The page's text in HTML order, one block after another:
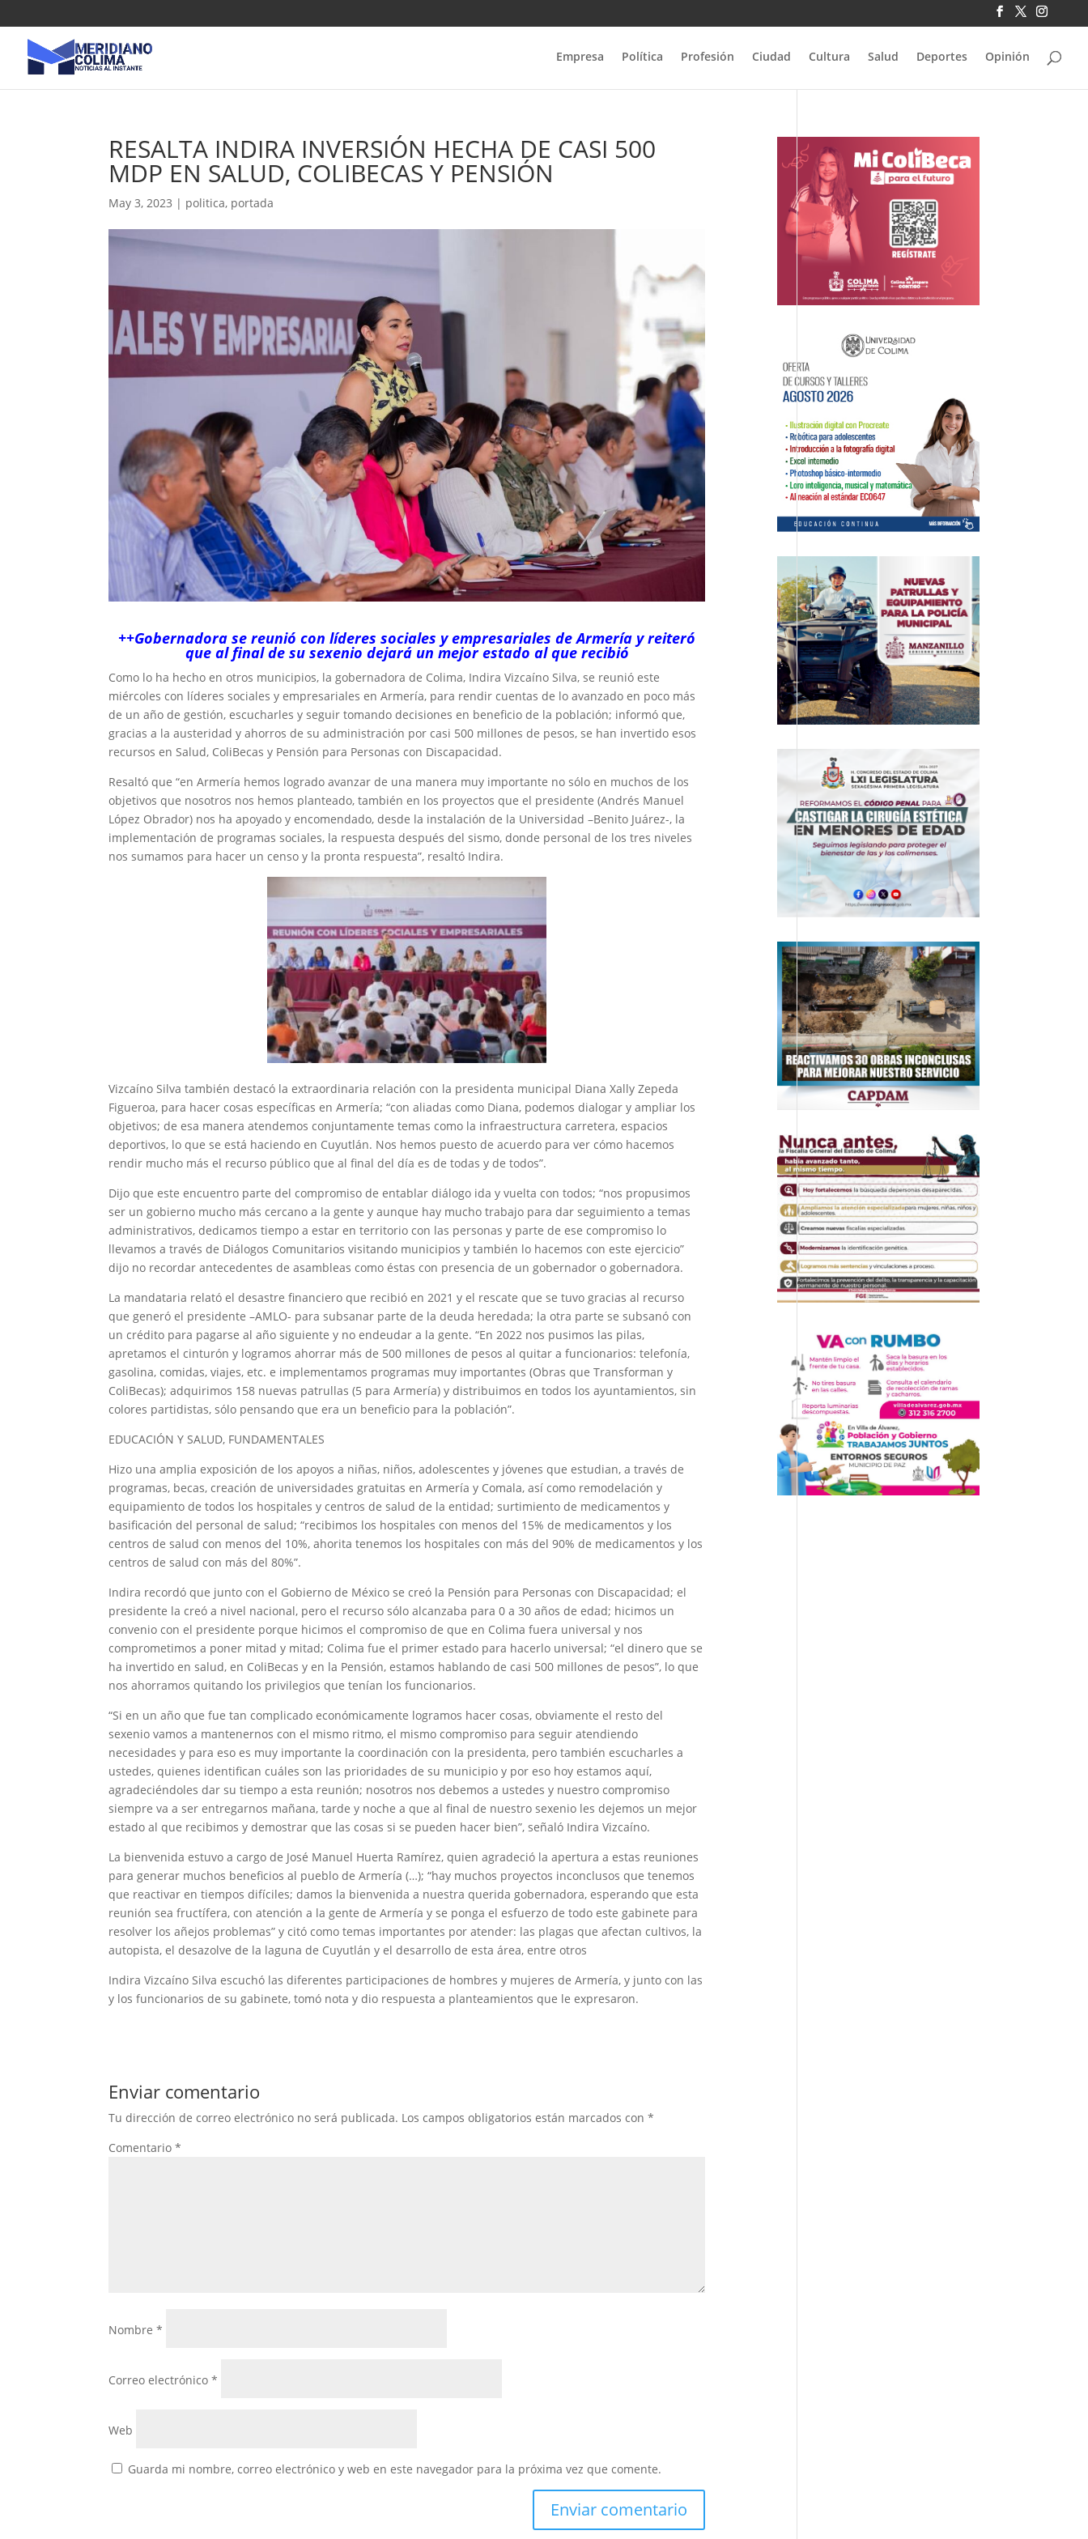
Empresa Política Profesión Ciudad Cultura Salud Deportes Opinión
RESALTA INDIRA INVERSIÓN HECHA DE CASI 500
MDP EN SALUD, COLIBECAS Y PENSIÓN
May 3, 2023 | politica, portada
++Gobernadora se reunió con líderes sociales y empresariales de Armería y reiteró
que al final de su sexenio dejará un mejor estado al que recibió
Como lo ha hecho en otros municipios, la gobernadora de Colima, Indira Vizcaíno Silva, se reunió este
miércoles con líderes sociales y empresariales en Armería, para rendir cuentas de lo avanzado en poco más
de un año de gestión, escucharles y seguir tomando decisiones en beneficio de la población; informó que,
gracias a la austeridad y ahorros de su administración por casi 500 millones de pesos, se han invertido esos
recursos en Salud, ColiBecas y Pensión para Personas con Discapacidad.
Resaltó que “en Armería hemos logrado avanzar de una manera muy importante no sólo en muchos de los
objetivos que nosotros nos hemos planteado, también en los proyectos que el presidente (Andrés Manuel
López Obrador) nos ha apoyado y encomendado, desde la instalación de la Universidad –Benito Juárez-, la
implementación de programas sociales, la respuesta después del sismo, donde personal de los tres niveles
nos sumamos para hacer un censo y la pronta respuesta”, resaltó Indira.
Vizcaíno Silva también destacó la extraordinaria relación con la presidenta municipal Diana Xally Zepeda
Figueroa, para hacer cosas específicas en Armería; “con aliadas como Diana, podemos dialogar y ampliar los
objetivos; de esa manera atendemos conjuntamente temas como la infraestructura carretera, espacios
deportivos, lo que se está haciendo en Cuyutlán. Nos hemos puesto de acuerdo para ver cómo hacemos
rendir mucho más el recurso público que al final del día es de todas y de todos”.
Dijo que este encuentro parte del compromiso de entablar diálogo ida y vuelta con todos; “nos propusimos
ser un gobierno mucho más cercano a la gente y aunque hay mucho trabajo para dar seguimiento a temas
administrativos, dedicamos tiempo a estar en territorio con las personas y parte de ese compromiso lo
llevamos a través de Diálogos Comunitarios visitando municipios y también lo hacemos con este ejercicio”
dijo no recordar antecedentes de asambleas como éstas con presencia de un gobernador o gobernadora.
La mandataria relató el desastre financiero que recibió en 2021 y el rescate que se tuvo gracias al recurso
que generó el presidente –AMLO- para subsanar parte de la deuda heredada; la otra parte se subsanó con
un crédito para pagarse al año siguiente y no endeudar a la gente. “En 2022 nos pusimos las pilas,
apretamos el cinturón y logramos ahorrar más de 500 millones de pesos al quitar a funcionarios: telefonía,
gasolina, comidas, viajes, etc. e implementamos programas muy importantes (Obras que Transforman y
ColiBecas); adquirimos 158 nuevas patrullas (5 para Armería) y distribuimos en todos los ayuntamientos, sin
colores partidistas, sólo pensando que era un beneficio para la población”.
EDUCACIÓN Y SALUD, FUNDAMENTALES
Hizo una amplia exposición de los apoyos a niñas, niños, adolescentes y jóvenes que estudian, a través de
programas, becas, creación de universidades gratuitas en Armería y Comala, así como remodelación y
equipamiento de todos los hospitales y centros de salud de la entidad; surtimiento de medicamentos y
basificación del personal de salud; “recibimos los hospitales con menos del 15% de medicamentos y los
centros de salud con menos del 10%, ahorita tenemos los hospitales con más del 90% de medicamentos y los
centros de salud con más del 80%”.
Indira recordó que junto con el Gobierno de México se creó la Pensión para Personas con Discapacidad; el
presidente la creó a nivel nacional, pero el recurso sólo alcanzaba para 0 a 30 años de edad; hicimos un
convenio con el presidente porque hicimos el compromiso de que en Colima fuera universal y nos
comprometimos a poner mitad y mitad; Colima fue el primer estado para hacerlo universal; “el dinero que se
ha invertido en salud, en ColiBecas y en la Pensión, estamos hablando de casi 500 millones de pesos”, lo que
nos ahorramos quitando los privilegios que tenían los funcionarios.
“Si en un año que fue tan complicado económicamente logramos hacer cosas, obviamente el resto del
sexenio vamos a mantenernos con el mismo ritmo, el mismo compromiso para seguir atendiendo
necesidades y para eso es muy importante la coordinación con la presidenta, pero también escucharles a
ustedes, quienes identifican cuáles son las prioridades de su municipio y por eso hoy estamos aquí,
agradeciéndoles dar su tiempo a esta reunión; nosotros nos debemos a ustedes y nuestro compromiso
siempre va a ser entregarnos mañana, tarde y noche a que al final de nuestro sexenio les dejemos un mejor
estado al que recibimos y demostrar que las cosas si se pueden hacer bien”, señaló Indira Vizcaíno.
La bienvenida estuvo a cargo de José Manuel Huerta Ramírez, quien agradeció la apertura a estas reuniones
para generar muchos beneficios al pueblo de Armería (…); “hay muchos proyectos inconclusos que tenemos
que reactivar en tiempos difíciles; damos la bienvenida a nuestra querida gobernadora, esperando que esta
reunión sea fructífera, con atención a la gente de Armería y se ponga el esfuerzo de todo este gabinete para
resolver los añejos problemas” y citó como temas importantes por atender: las plagas que afectan cultivos, la
autopista, el desazolve de la laguna de Cuyutlán y el desarrollo de esta área, entre otros
Indira Vizcaíno Silva escuchó las diferentes participaciones de hombres y mujeres de Armería, y junto con las
y los funcionarios de su gabinete, tomó nota y dio respuesta a planteamientos que le expresaron.
Enviar comentario
Tu dirección de correo electrónico no será publicada. Los campos obligatorios están marcados con*
Comentario*
Nombre*
Correo electrónico*
Web
Guarda mi nombre, correo electrónico y web en este navegador para la próxima vez que comente.